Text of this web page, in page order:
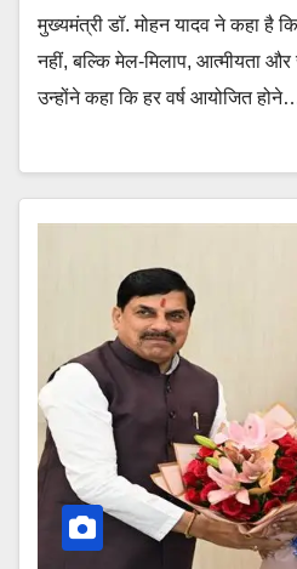
मुख्यमंत्री डॉ. मोहन यादव ने कहा है
नहीं, बल्कि मेल-मिलाप, आत्मीयता
उन्होंने कहा कि हर वर्ष आयोजित